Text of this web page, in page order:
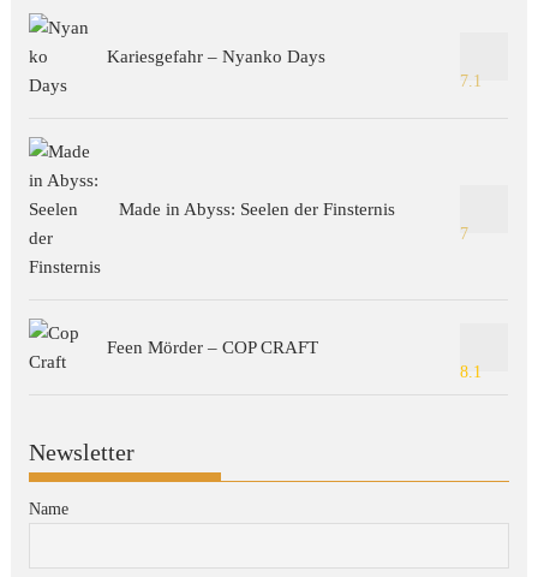
Kariesgefahr – Nyanko Days
7.1
Made in Abyss: Seelen der Finsternis
7
Feen Mörder – COP CRAFT
8.1
Newsletter
Name